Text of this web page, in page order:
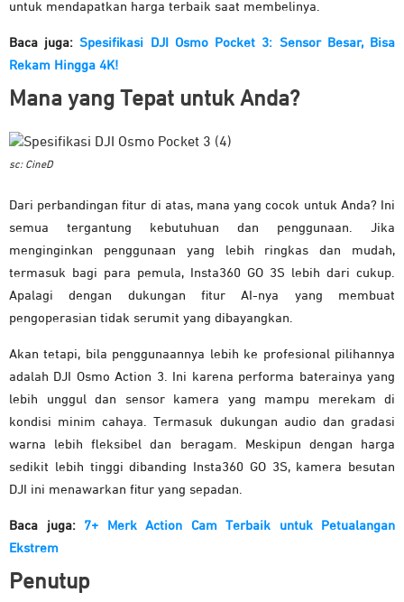
untuk mendapatkan harga terbaik saat membelinya.
Baca juga:Spesifikasi DJI Osmo Pocket 3: Sensor Besar, Bisa
Rekam Hingga 4K!
Mana yang Tepat untuk Anda?
sc: CineD
Dari perbandingan fitur di atas, mana yang cocok untuk Anda? Ini
semua tergantung kebutuhuan dan penggunaan. Jika
menginginkan penggunaan yang lebih ringkas dan mudah,
termasuk bagi para pemula, Insta360 GO 3S lebih dari cukup.
Apalagi dengan dukungan fitur AI-nya yang membuat
pengoperasian tidak serumit yang dibayangkan.
Akan tetapi, bila penggunaannya lebih ke profesional pilihannya
adalah DJI Osmo Action 3. Ini karena performa baterainya yang
lebih unggul dan sensor kamera yang mampu merekam di
kondisi minim cahaya. Termasuk dukungan audio dan gradasi
warna lebih fleksibel dan beragam. Meskipun dengan harga
sedikit lebih tinggi dibanding Insta360 GO 3S, kamera besutan
DJI ini menawarkan fitur yang sepadan.
Baca juga: 7+ Merk Action Cam Terbaik untuk Petualangan
Ekstrem
Penutup